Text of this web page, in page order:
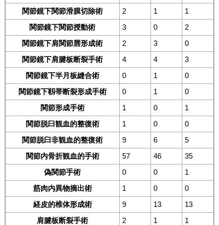
関節鏡下関節滑膜切除術
2 1
1
関節鏡下関節授動術
3 0
2
関節鏡下肩関節唇形成術
2 3
0
関節鏡下肩腱板断裂手術
4 4
3
関節鏡下半月板縫合術
0 1
0
関節鏡下靱帯断裂形成手術
0 1
0
関節形成手術
1 0
1
関節脱臼観血的整復術
1 0
0
関節脱臼非観血的整復術
9 6
5
関節内骨折観血的手術
57 46
35
偽関節手術
0 0
1
筋肉内異物摘出術
1 0
0
経皮的椎体形成術
9 13
13
肩腱板断裂手術
2 1
1